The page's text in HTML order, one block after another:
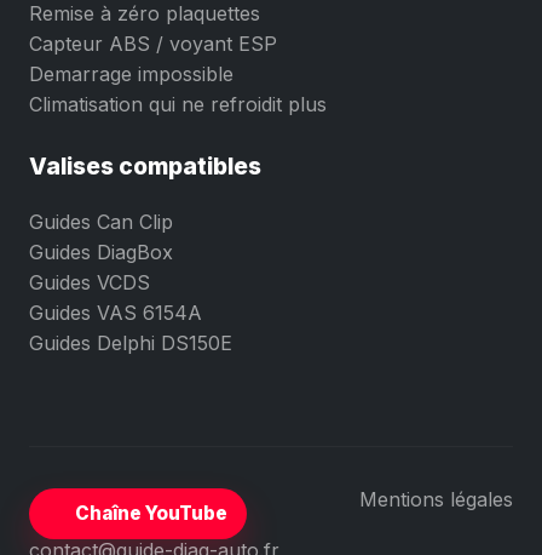
Remise à zéro plaquettes
Capteur ABS / voyant ESP
Demarrage impossible
Climatisation qui ne refroidit plus
Valises compatibles
Guides Can Clip
Guides DiagBox
Guides VCDS
Guides VAS 6154A
Guides Delphi DS150E
Chaîne YouTube
Mentions légales